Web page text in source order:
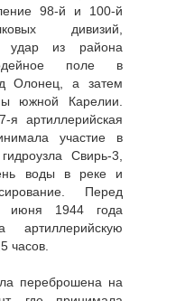
98-й и 100-й
дивизий,
удар из района
поле в
Олонец, а затем
южной Карелии.
я артиллерийская
участие в
Свирь-3,
воды в реке и
Перед
июня 1944 года
артиллерийскую
часов.
переброшена на